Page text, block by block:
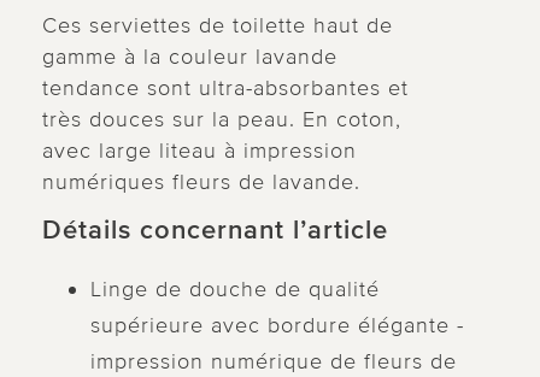
Ces serviettes de toilette haut de
gamme à la couleur lavande
tendance sont ultra-absorbantes et
très douces sur la peau. En coton,
avec large liteau à impression
numériques fleurs de lavande.
Détails concernant l’article
Linge de douche de qualité
supérieure avec bordure élégante -
impression numérique de fleurs de